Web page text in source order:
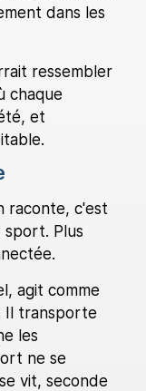
dans les
ressembler
chaque
et
raconte, c'est
sport. Plus
agit comme
Il transporte
les
ne se
vit, seconde